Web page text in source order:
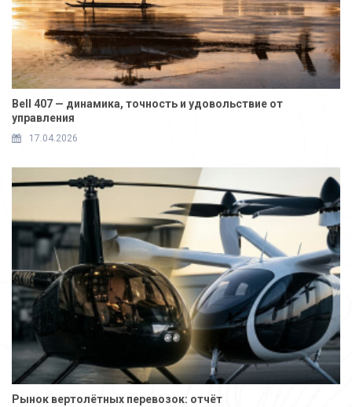
Bell 407 — динамика, точность и удовольствие от
управления
17.04.2026
Рынок вертолётных перевозок: отчёт